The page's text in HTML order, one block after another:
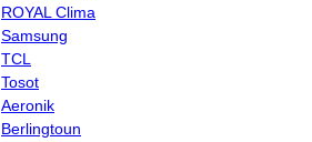
ROYAL Clima
Samsung
TCL
Tosot
Aeronik
Berlingtoun